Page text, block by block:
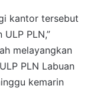
kantor tersebut
PLN,”
melayangkan
PLN Labuan
kemarin